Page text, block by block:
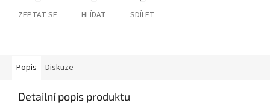
ZEPTAT SE HLÍDAT SDÍLET
Popis Diskuze
Detailní popis produktu